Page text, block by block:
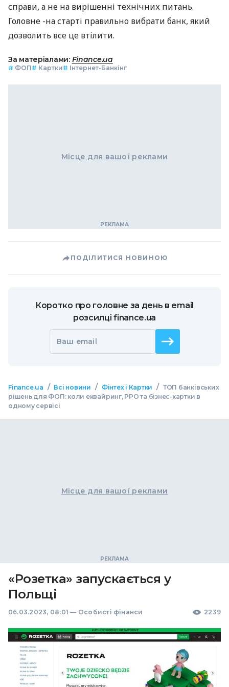
справи, а не на вирішенні технічних питань.
Головне -на старті правильно вибрати банк, який
дозволить все це втілити.
За матеріалами: Finance.ua
# ФОП# Картки# Інтернет-Банкінг
Місце для вашої реклами
ПОДІЛИТИСЯ НОВИНОЮ
Коротко про головне за день в email
розсилці finance.ua
Ваш email
Finance.ua / Всі новини / Фінтех і Картки / ТОП банківських
рішень для ФОП: коли еквайринг, РРО та бізнес-картки в
одному сервісі
Місце для вашої реклами
«Розетка» запускається у
Польщі
06.03.2023, 08:01 — Особисті фінанси 2239